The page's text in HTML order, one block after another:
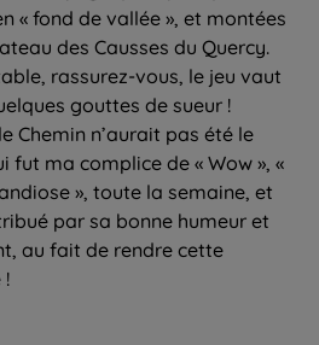
« fond de vallée », et montées
des Causses du Quercy.
rassurez-vous, le jeu vaut
gouttes de sueur !
Chemin n’aurait pas été le
fut ma complice de « Wow », «
», toute la semaine, et
par sa bonne humeur et
au fait de rendre cette
!